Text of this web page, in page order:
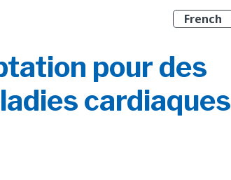
pour des
cardiaques